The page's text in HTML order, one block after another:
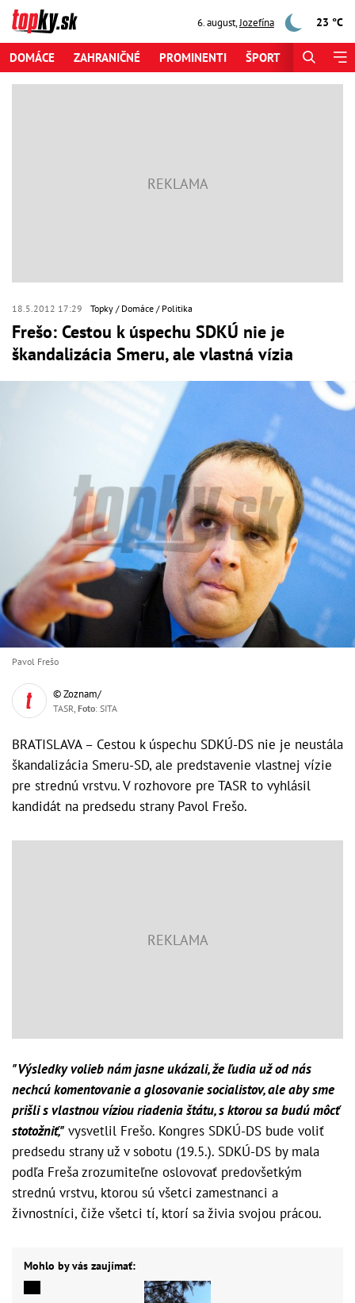
6. august,Jozefína 23 °C
DOMÁCE ZAHRANIČNÉ PROMINENTI ŠPORT
18.5.2012 17:29 Topky Domáce Politika
Frešo: Cestou k úspechu SDKÚ nie je
škandalizácia Smeru, ale vlastná vízia
Pavol Frešo
© Zoznam/
TASR, Foto: SITA
BRATISLAVA – Cestou k úspechu SDKÚ-DS nie je neustála
škandalizácia Smeru-SD, ale predstavenie vlastnej vízie
pre strednú vrstvu. V rozhovore pre TASR to vyhlásil
kandidát na predsedu strany Pavol Frešo.
"Výsledky volieb nám jasne ukázali, že ľudia už od nás
nechcú komentovanie a glosovanie socialistov, ale aby sme
prišli s vlastnou víziou riadenia štátu, s ktorou sa budú môcť
stotožniť," vysvetlil Frešo. Kongres SDKÚ-DS bude voliť
predsedu strany už v sobotu (19.5.). SDKÚ-DS by mala
podľa Freša zrozumiteľne oslovovať predovšetkým
strednú vrstvu, ktorou sú všetci zamestnanci a
živnostníci, čiže všetci tí, ktorí sa živia svojou prácou.
Mohlo by vás zaujímať: